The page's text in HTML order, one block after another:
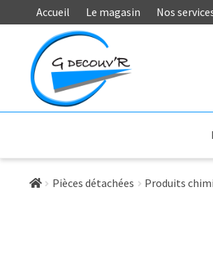
Accueil Le magasin Nos
Aller
à
la
Aller
au
contenu
Pièces détachées Produits